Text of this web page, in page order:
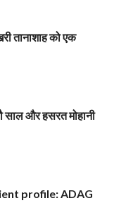
तानाशाह को एक
साल और हसरत मोहानी
profile: ADAG